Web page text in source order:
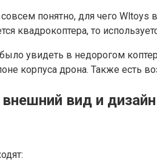
понятно, для чего
квадрокоптера, то
увидеть в недорогом
корпуса дрона. Также есть
вид и дизайн